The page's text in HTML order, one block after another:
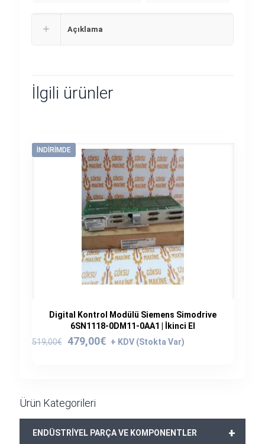
Açıklama
İlgili ürünler
İNDIRIMDE
Digital Kontrol Modülü Siemens Simodrive
6SN1118-0DM11-0AA1 | İkinci El
519,00€ Orijinal
479,00€
Şu
Ürün Kategorileri
+
ENDÜSTRİYEL PARÇA VE KOMPONENTLER